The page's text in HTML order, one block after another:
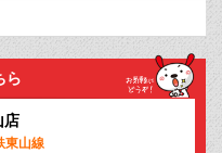
ら
店
東山線